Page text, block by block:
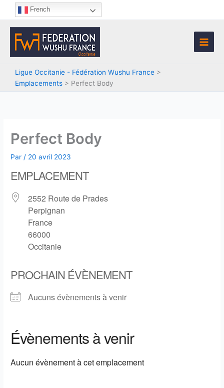
contenu
French
Ligue Occitanie - Fédération Wushu France >
Emplacements > Perfect Body
Perfect Body
Par / 20 avril 2023
EMPLACEMENT
2552 Route de Prades
Perpignan
France
66000
Occitanie
PROCHAIN ÉVÈNEMENT
Aucuns évènements à venir
Évènements à venir
Aucun évènement à cet emplacement